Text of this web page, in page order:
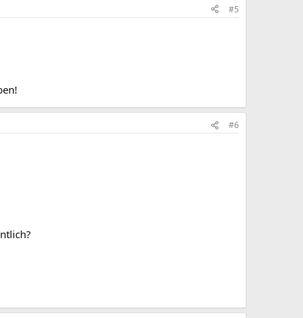
#5
#6